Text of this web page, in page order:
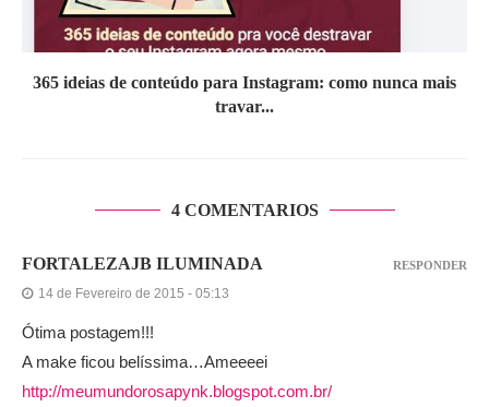
365 ideias de conteúdo para Instagram: como nunca mais
travar...
4 COMENTARIOS
FORTALEZAJB ILUMINADA
14 de Fevereiro de 2015 - 05:13
Ótima postagem!!!
A make ficou belíssima…Ameeeei
http://meumundorosapynk.blogspot.com.br/
RESPONDER